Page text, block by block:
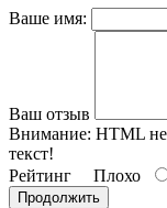
Ваше имя:
Ваш отзыв
Внимание: HTML
текст!
Рейтинг Плохо
Продолжить